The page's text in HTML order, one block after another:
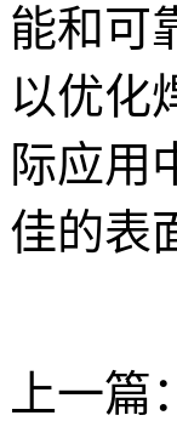
能和可
以优化
际应用
佳的表
上一篇：